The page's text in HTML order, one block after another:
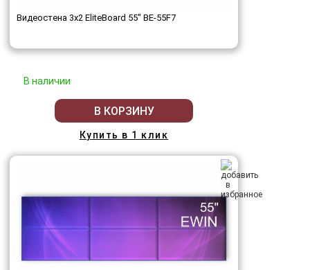
Видеостена 3x2 EliteBoard 55" BE-55F7
В наличии
В КОРЗИНУ
Купить в 1 клик